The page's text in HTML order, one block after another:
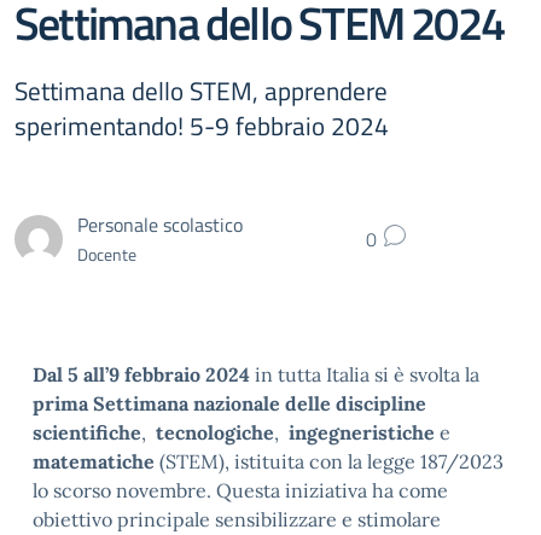
Settimana dello STEM 2024
Settimana dello STEM, apprendere
sperimentando! 5-9 febbraio 2024
Personale scolastico
Docente 0
Dal 5 all’9 febbraio 2024 in tutta Italia si è svolta la
prima Settimana nazionale delle discipline
scientifiche, tecnologiche, ingegneristiche e
matematiche (STEM), istituita con la legge 187/2023
lo scorso novembre. Questa iniziativa ha come
obiettivo principale sensibilizzare e stimolare